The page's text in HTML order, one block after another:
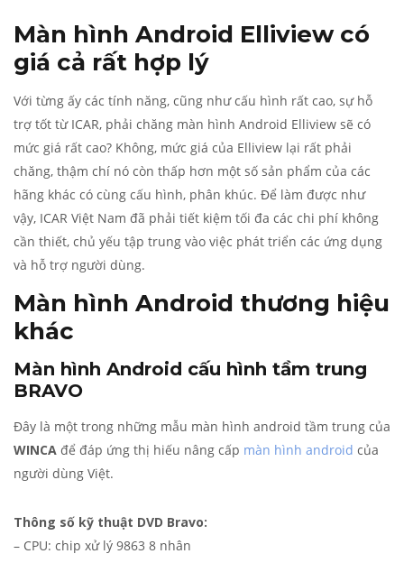
Màn hình Android Elliview có
giá cả rất hợp lý
Với từng ấy các tính năng, cũng như cấu hình rất cao, sự hỗ
trợ tốt từ ICAR, phải chăng màn hình Android Elliview sẽ có
mức giá rất cao? Không, mức giá của Elliview lại rất phải
chăng, thậm chí nó còn thấp hơn một số sản phẩm của các
hãng khác có cùng cấu hình, phân khúc. Để làm được như
vậy, ICAR Việt Nam đã phải tiết kiệm tối đa các chi phí không
cần thiết, chủ yếu tập trung vào việc phát triển các ứng dụng
và hỗ trợ người dùng.
Màn hình Android thương hiệu
khác
Màn hình Android cấu hình tầm trung
BRAVO
Đây là một trong những mẫu màn hình android tầm trung của
WINCA để đáp ứng thị hiếu nâng cấp màn hình android của
người dùng Việt.
Thông số kỹ thuật DVD Bravo:
– CPU: chip xử lý 9863 8 nhân